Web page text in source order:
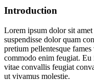
Introduction
Lorem ipsum dolor sit
suspendisse dolor quam
pretium pellentesque
commodo enim feugiat.
vitae convallis feugiat
ut vivamus molestie.